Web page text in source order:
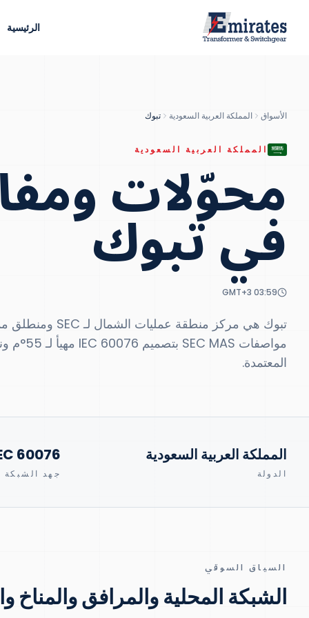
الرئيسية
الأسواق المملكة العربية السعودية تبوك
المملكة العربية السعودية
محوّلات
فيتبوك 03:59
المعتمدة.
المملكة العربية السعودية
الدولة
60076
جهد الشبكة
السياق السوقي
الشبكة المحلية والمرافق والمناخ